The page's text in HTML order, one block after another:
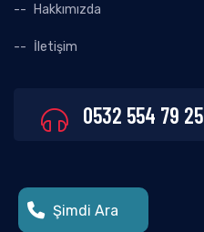
Hakkımızda
İletişim
0532 554 79 25
Şimdi Ara